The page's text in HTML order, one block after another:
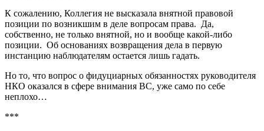
К сожалению, Коллегия не высказала внятной правовой
позиции по возникшим в деле вопросам права. Да,
собственно, не только внятной, но и вообще какой-либо
позиции. Об основаниях возвращения дела в первую
инстанцию наблюдателям остается лишь гадать.
Но то, что вопрос о фидуциарных обязанностях руководителя
НКО оказался в сфере внимания ВС, уже само по себе
неплохо…
***